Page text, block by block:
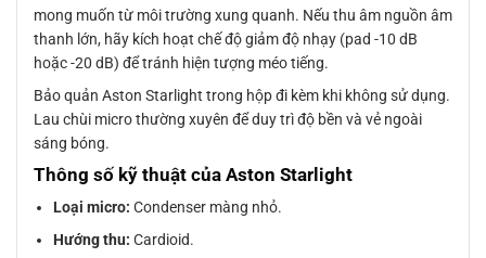
mong muốn từ môi trường xung quanh. Nếu thu âm nguồn âm
thanh lớn, hãy kích hoạt chế độ giảm độ nhạy (pad -10 dB
hoặc -20 dB) để tránh hiện tượng méo tiếng.
Bảo quản Aston Starlight trong hộp đi kèm khi không sử dụng.
Lau chùi micro thường xuyên để duy trì độ bền và vẻ ngoài
sáng bóng.
Thông số kỹ thuật của Aston Starlight
Loại micro: Condenser màng nhỏ.
Hướng thu: Cardioid.